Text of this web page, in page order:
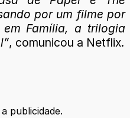
por um filme por
Família, a trilogia
, comunicou a Netflix.
publicidade.